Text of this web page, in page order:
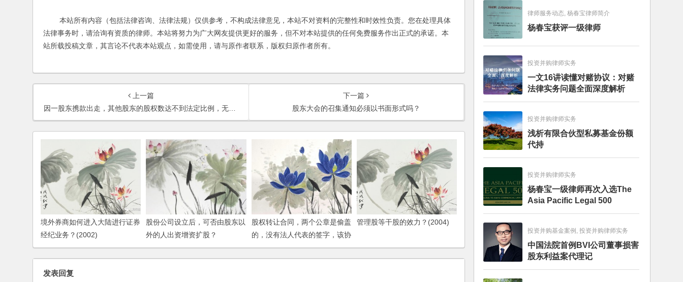
本站所有内容（包括法律咨询、法律法规）仅供参考，不构成法律意见，本站不对资料的完整性和时效性负责。您在处理具体
法律事务时，请洽询有资质的律师。本站将努力为广大网友提供更好的服务，但不对本站提供的任何免费服务作出正式的承诺。本
站所载投稿文章，其言论不代表本站观点，如需使用，请与原作者联系，版权归原作者所有。
上一篇
因一股东携款出走，其他股东的股权数达不到法定比例，无法解散公司或修改章程，如何解决？
下一篇
股东大会的召集通知必须以书面形式吗？
境外券商如何进入大陆进行证券
经纪业务？(2002)
股份公司设立后，可否由股东以
外的人出资增资扩股？
股权转让合同，两个公章是偷盖
的，没有法人代表的签字，该协
议是否生效？如何处理？
管理股等干股的效力？(2004)
发表回复
律师服务动态, 杨春宝律师简介
杨春宝获评一级律师
投资并购律师实务
一文16讲读懂对赌协议：对赌
法律实务问题全面深度解析
投资并购律师实务
浅析有限合伙型私募基金份额
代持
投资并购律师实务
杨春宝一级律师再次入选The
Asia Pacific Legal 500
投资并购基金案例, 投资并购律师实务
中国法院首例BVI公司董事损害
股东利益案代理记